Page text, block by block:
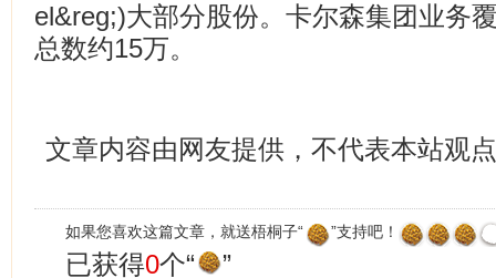
el&reg;)大部分股份。卡尔森集团业务
总数约15万。
文章内容由网友提供，不代表本站观点
如果您喜欢这篇文章，就送梧桐子“ ”支持吧！
已获得0个“ ”